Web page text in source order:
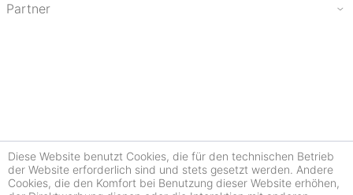
Partner
Diese Website benutzt Cookies, die für den technischen Betrieb
der Website erforderlich sind und stets gesetzt werden. Andere
Cookies, die den Komfort bei Benutzung dieser Website erhöhen,